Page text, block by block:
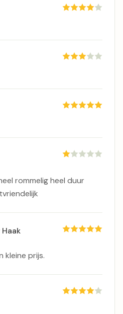
rommelig heel duur
kleine prijs.